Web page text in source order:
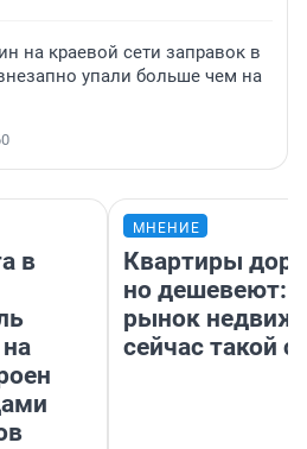
на краевой сети заправок в
упали больше чем на
в
МНЕНИЕ
Квартиры
но дешевеют:
рынок
сейчас такой